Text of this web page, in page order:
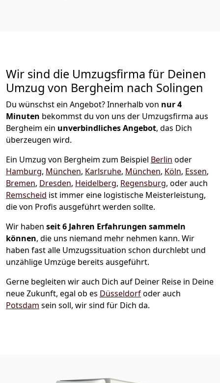
Wir sind die Umzugsfirma für Deinen
Umzug von Bergheim nach Solingen
Du wünschst ein Angebot? Innerhalb von nur 4
Minuten bekommst du von uns der Umzugsfirma aus
Bergheim ein unverbindliches Angebot, das Dich
überzeugen wird.
Ein Umzug von Bergheim zum Beispiel Berlin oder
Hamburg, München, Karlsruhe, München, Köln, Essen,
Bremen, Dresden, Heidelberg, Regensburg, oder auch
Remscheid ist immer eine logistische Meisterleistung,
die von Profis ausgeführt werden sollte.
Wir haben seit6 Jahren Erfahrungen sammeln
können, die uns niemand mehr nehmen kann. Wir
haben fast alle Umzugssituation schon durchlebt und
unzählige Umzüge bereits ausgeführt.
Gerne begleiten wir auch Dich auf Deiner Reise in Deine
neue Zukunft, egal ob es Düsseldorfoder auch
Potsdam sein soll, wir sind für Dich da.